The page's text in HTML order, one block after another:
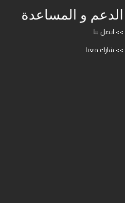
الدعم و المساعدة
>> اتصل بنا
>> شارك معنا